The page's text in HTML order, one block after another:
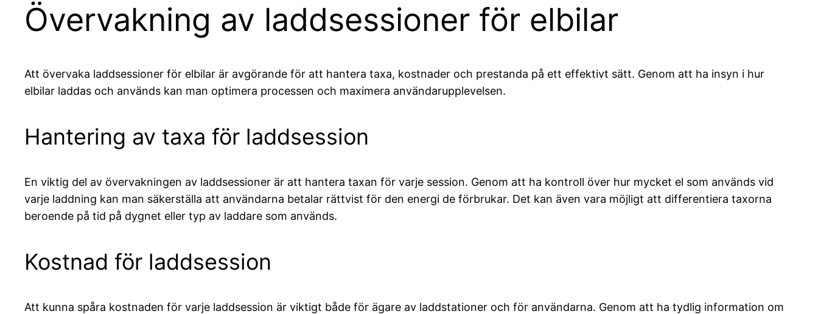
Övervakning av laddsessioner för elbilar
Att övervaka laddsessioner för elbilar är avgörande för att hantera taxa, kostnader och prestanda på ett effektivt sätt. Genom att ha insyn i hur
elbilar laddas och används kan man optimera processen och maximera användarupplevelsen.
Hantering av taxa för laddsession
En viktig del av övervakningen av laddsessioner är att hantera taxan för varje session. Genom att ha kontroll över hur mycket el som används vid
varje laddning kan man säkerställa att användarna betalar rättvist för den energi de förbrukar. Det kan även vara möjligt att differentiera taxorna
beroende på tid på dygnet eller typ av laddare som används.
Kostnad för laddsession
Att kunna spåra kostnaden för varje laddsession är viktigt både för ägare av laddstationer och för användarna. Genom att ha tydlig information om